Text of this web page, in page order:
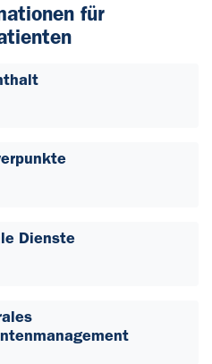
für
Dienste